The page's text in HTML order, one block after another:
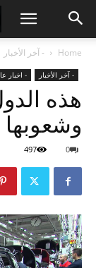
Home - آخر الأخبار
- آخر الأخبار - اخبار
هذه
0
497